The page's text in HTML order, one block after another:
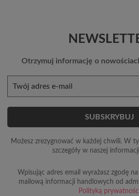
Otrzymuj informację o
Możesz zrezygnować w każdej chwili. W
szczegóły w naszej
Wpisując adres email wyrażasz zgodę
mailową informacji handlowych od
Polityką